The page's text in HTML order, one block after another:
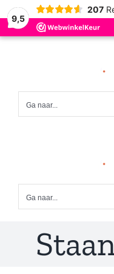
9,5
207
Ga naar...
Ga naar...